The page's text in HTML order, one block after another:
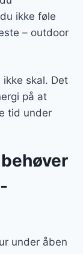
ikke føle
– outdoor
skal. Det
på at
tid under
under åben